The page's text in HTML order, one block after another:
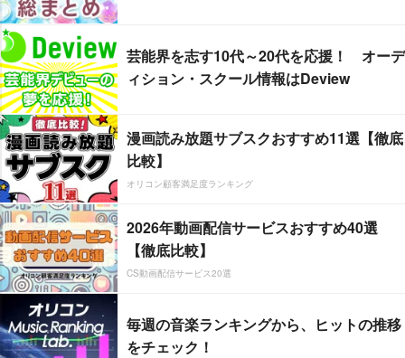
芸能界を志す10代～20代を応援！ オーデ
ィション・スクール情報はDeview
漫画読み放題サブスクおすすめ11選【徹底
比較】
オリコン顧客満足度ランキング
2026年動画配信サービスおすすめ40選
【徹底比較】
CS動画配信サービス20選
毎週の音楽ランキングから、ヒットの推移
をチェック！